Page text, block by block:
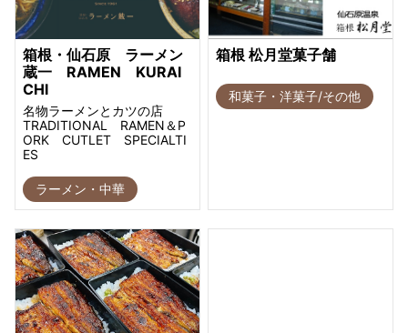
箱根・仙石原 ラーメン
蔵一 RAMEN KURAI
CHI
名物ラーメンとカツの店
TRADITIONAL RAMEN＆P
ORK CUTLET SPECIALTI
ES
ラーメン・中華
箱根 松月堂菓子舗
和菓子・洋菓子/その他